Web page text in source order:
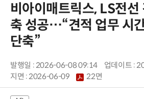
비아이매트릭스, LS전선
축 성공…“견적 업무 시
단축”
발행일 : 2026-06-08 09:14
업데이트 :
지면 :2026-06-09 22면